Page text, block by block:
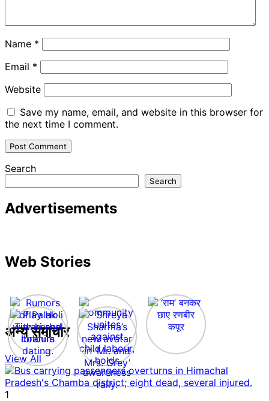
Name *
Email *
Website
Save my name, email, and website in this browser for
the next time I comment.
Search
Search
Advertisements
Web Stories
अन्य समाचार
View All
1